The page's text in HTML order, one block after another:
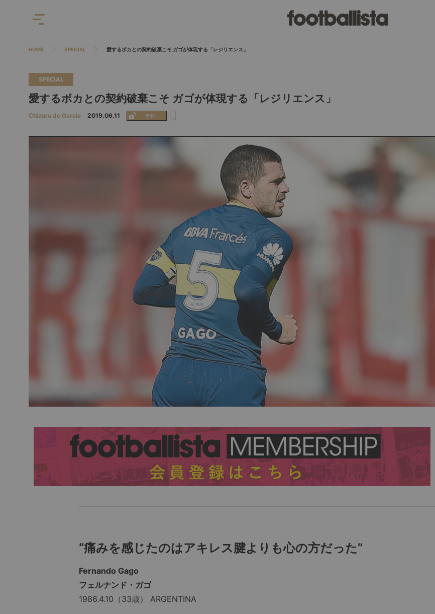
HOME SPECIAL 愛するボカとの契約破棄こそ ガゴが体現する「レジリエンス」
SPECIAL
愛するボカとの契約破棄こそ ガゴが体現する「レジリエンス」
Chizuru de Garcia 2019.06.11
“痛みを感じたのはアキレス腱よりも心の方だった”
Fernando Gago
フェルナンド・ガゴ
1986.4.10（33歳） ARGENTINA